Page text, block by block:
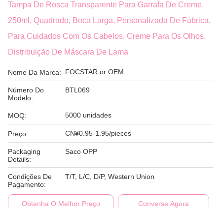
Tampa De Rosca Transparente Para Garrafa De Creme,
250ml, Quadrado, Boca Larga, Personalizada De Fábrica,
Para Cuidados Com Os Cabelos, Creme Para Os Olhos,
Distribuição De Máscara De Lama
Nome Da Marca: FOCSTAR or OEM
Número Do
Modelo:
BTL069
MOQ: 5000 unidades
Preço: CN¥0.95-1.95/pieces
Packaging
Details:
Saco OPP
Condições De
Pagamento:
T/T, L/C, D/P, Western Union
Obtenha O Melhor Preço Converse Agora